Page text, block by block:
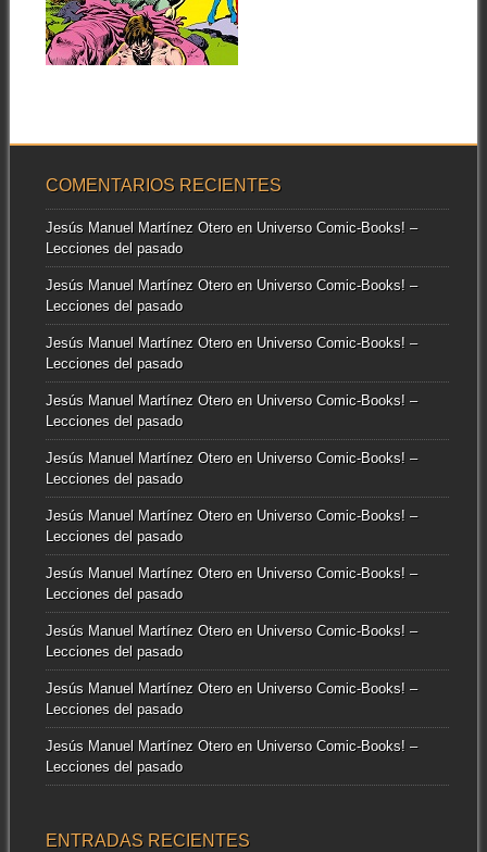
1981)
Esta nueva entrega de las
aventuras de Hulk pasa por
ser...
▶
COMENTARIOS RECIENTES
Jesús Manuel Martínez Oteroen Universo Comic-Books! –
Lecciones del pasado
Jesús Manuel Martínez Oteroen Universo Comic-Books! –
Lecciones del pasado
Jesús Manuel Martínez Oteroen Universo Comic-Books! –
Lecciones del pasado
Jesús Manuel Martínez Oteroen Universo Comic-Books! –
Lecciones del pasado
Jesús Manuel Martínez Oteroen Universo Comic-Books! –
Lecciones del pasado
Jesús Manuel Martínez Oteroen Universo Comic-Books! –
Lecciones del pasado
Jesús Manuel Martínez Oteroen Universo Comic-Books! –
Lecciones del pasado
Jesús Manuel Martínez Oteroen Universo Comic-Books! –
Lecciones del pasado
Jesús Manuel Martínez Oteroen Universo Comic-Books! –
Lecciones del pasado
Jesús Manuel Martínez Oteroen Universo Comic-Books! –
Lecciones del pasado
ENTRADAS RECIENTES